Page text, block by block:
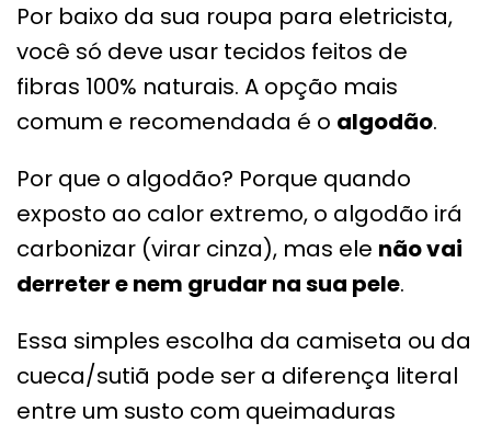
Por baixo da sua roupa para eletricista,
você só deve usar tecidos feitos de
fibras 100% naturais. A opção mais
comum e recomendada é o algodão.
Por que o algodão? Porque quando
exposto ao calor extremo, o algodão irá
carbonizar (virar cinza), mas ele não vai
derreter e nem grudar na sua pele.
Essa simples escolha da camiseta ou da
cueca/sutiã pode ser a diferença literal
entre um susto com queimaduras